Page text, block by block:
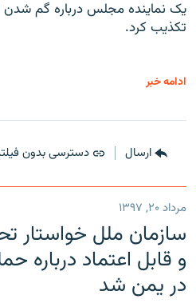
تکذیب کرد.
ادامه خبر
ارسال دسترسی بدون
مرداد ۲۰, ۱۳۹۷
سازمان ملل خواستار
و قابل اعتماد درباره
در یمن شد